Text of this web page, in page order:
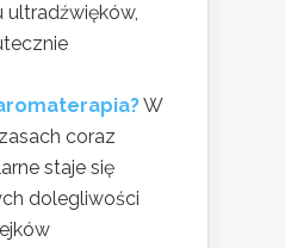
W
coraz
staje się
dolegliwości